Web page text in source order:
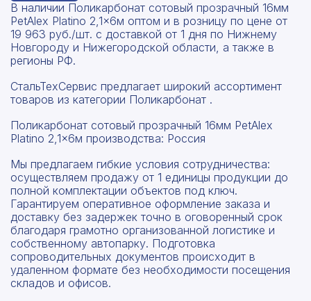
В наличии Поликарбонат сотовый прозрачный 16мм
PetAlex Platino 2,1x6м оптом и в розницу по цене от
19 963 руб./шт. с доставкой от 1 дня по Нижнему
Новгороду и Нижегородской области, а также в
регионы РФ.
СтальТехСервис предлагает широкий ассортимент
товаров из категории Поликарбонат .
Поликарбонат сотовый прозрачный 16мм PetAlex
Platino 2,1x6м производства: Россия
Мы предлагаем гибкие условия сотрудничества:
осуществляем продажу от 1 единицы продукции до
полной комплектации объектов под ключ.
Гарантируем оперативное оформление заказа и
доставку без задержек точно в оговоренный срок
благодаря грамотно организованной логистике и
собственному автопарку. Подготовка
сопроводительных документов происходит в
удаленном формате без необходимости посещения
складов и офисов.